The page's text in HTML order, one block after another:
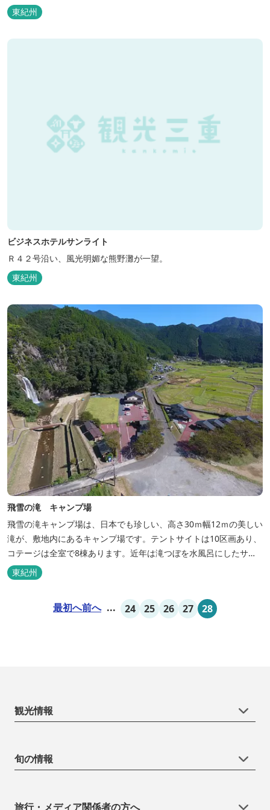
泊の方には日替わりでご用意します。」オーナー様談。もし重なっ
た場合は、ごめんなさい。
東紀州
ビジネスホテルサンライト
Ｒ４２号沿い、風光明媚な熊野灘が一望。
東紀州
飛雪の滝 キャンプ場
飛雪の滝キャンプ場は、日本でも珍しい、高さ30ｍ幅12ｍの美しい
滝が、敷地内にあるキャンプ場です。テントサイトは10区画あり、
コテージは全室で8棟あります。近年は滝つぼを水風呂にしたサウ
ナが人気です。
東紀州
最初へ前へ ... 24 25 26 27 28
観光情報
旬の情報
旅行・メディア関係者の方へ